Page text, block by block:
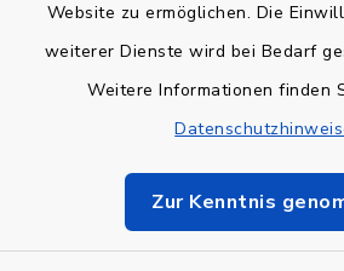
Website zu ermöglichen. Die
weiterer Dienste wird bei Bedarf
Weitere Informationen finden
Zur Kenntnis
Impressum
Sitemap
Cookie-